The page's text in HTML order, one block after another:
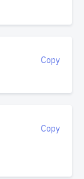
Copy
Copy